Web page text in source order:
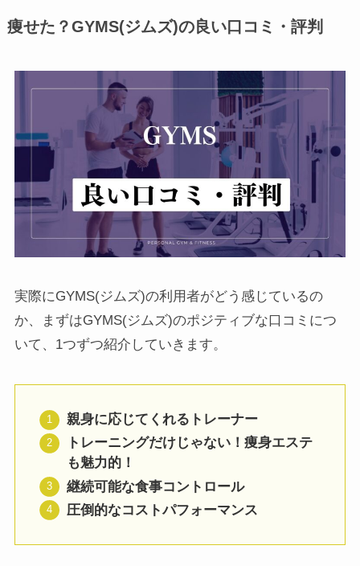
痩せた？GYMS(ジムズ)の良い口コミ・評判
実際にGYMS(ジムズ)の利用者がどう感じているの
か、まずはGYMS(ジムズ)のポジティブな口コミにつ
いて、1つずつ紹介していきます。
親身に応じてくれるトレーナー
トレーニングだけじゃない！痩身エステ
も魅力的！
継続可能な食事コントロール
圧倒的なコストパフォーマンス